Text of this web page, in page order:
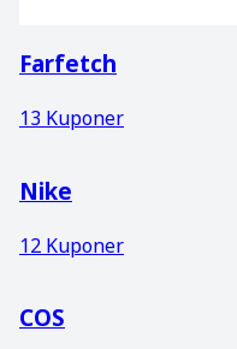
Farfetch
13 Kuponer
Nike
12 Kuponer
COS